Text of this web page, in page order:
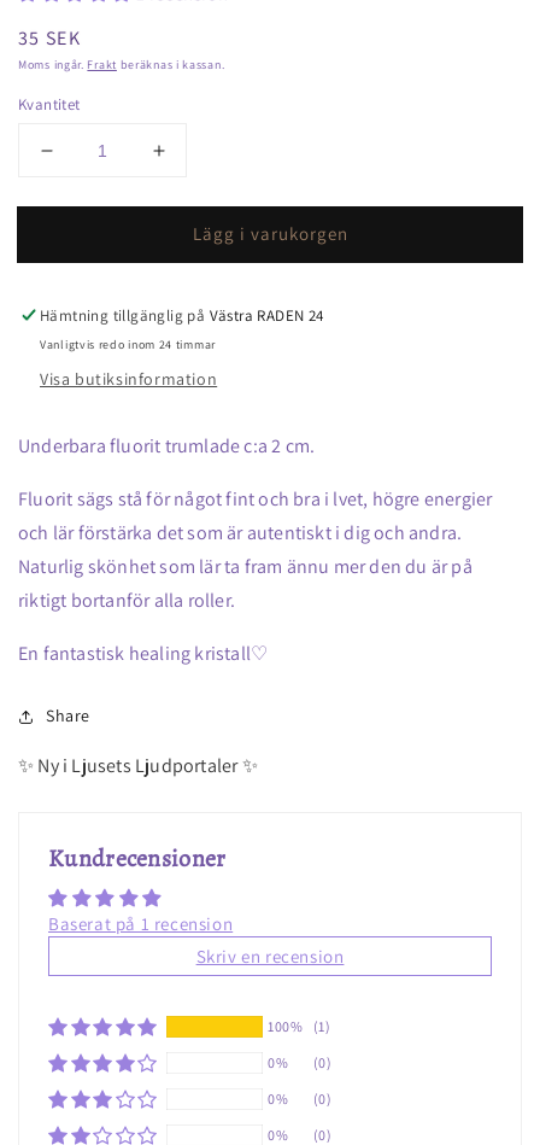
Ordinarie
pris
35 SEK
Moms ingår. Frakt beräknas i kassan.
Kvantitet
Minska
för
trumlade
Öka
för
Fluorit
trumlade
Lägg i varukorgen
Hämtning tillgänglig på Västra RADEN 24
Vanligtvis redo inom 24 timmar
Visa butiksinformation
Underbara fluorit trumlade c:a 2 cm.
Fluorit sägs stå för något fint och bra i lvet, högre energier
och lär förstärka det som är autentiskt i dig och andra.
Naturlig skönhet som lär ta fram ännu mer den du är på
riktigt bortanför alla roller.
En fantastisk healing kristall♡
Share
✨ Ny i Ljusets Ljudportaler ✨
Kundrecensioner
Baserat på 1 recension
Skriv en recension
100%
(1)
0%
(0)
0%
(0)
0%
(0)